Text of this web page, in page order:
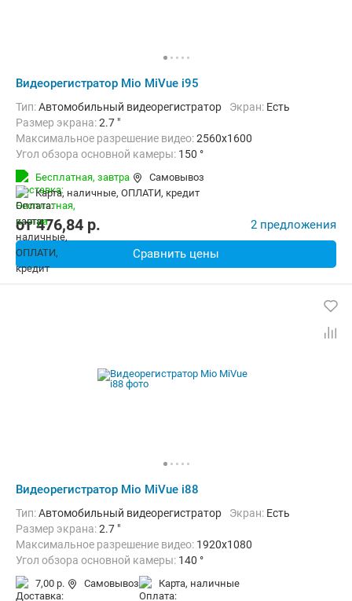
Видеорегистратор Mio MiVue i95
Тип:Автомобильный видеорегистратор Экран: Есть
Размер экрана:2.7 "
Максимальное разрешение видео:2560x1600
Угол обзора основной камеры: 150 °
Количество каналов видео:
Дополнительно:
G-сенсор, GPS-приемник, Автоматическое
Бесплатная, завтра
Самовывоз
карта, наличные, ОПЛАТИ, кредит
от476,84 p. 2 предложения
Сравнить цены
Видеорегистратор Mio MiVue i88
Тип:Автомобильный видеорегистратор Экран: Есть
Размер экрана:2.7 "
Максимальное разрешение видео: 1920x1080
Угол обзора основной камеры: 140 °
Количество каналов видео:
Дополнительно:
G-сенсор, GPS-приемник, Автоматическое
7,00 р. Самовывоз карта, наличные